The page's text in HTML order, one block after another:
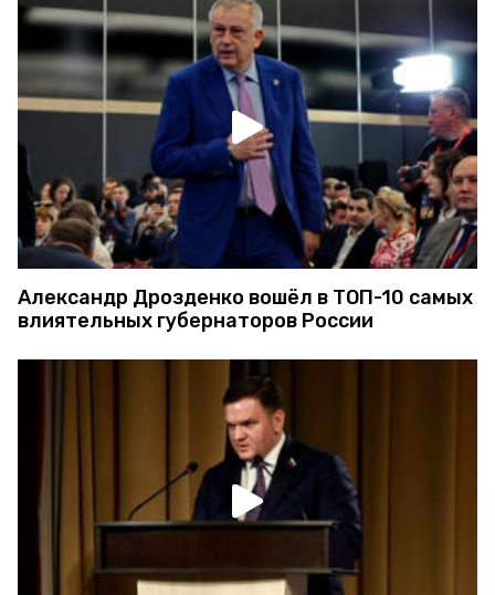
Александр Дрозденко вошёл в ТОП-10 самых
влиятельных губернаторов России